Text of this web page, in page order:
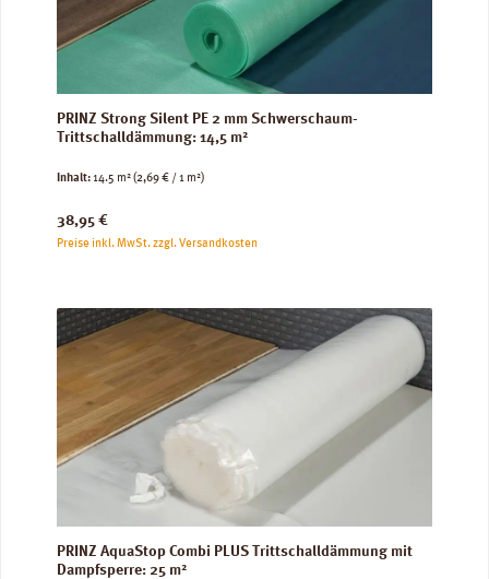
PRINZ Strong Silent PE 2 mm Schwerschaum-
Trittschalldämmung: 14,5 m²
Inhalt:14.5 m²(2,69 € / 1 m²)
Regulärer Preis:
38,95 €
Preise inkl. MwSt. zzgl. Versandkosten
PRINZ AquaStop Combi PLUS Trittschalldämmung mit
Dampfsperre: 25 m²